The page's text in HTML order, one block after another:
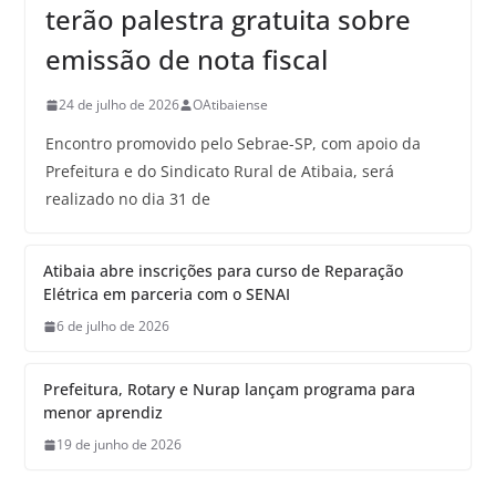
terão palestra gratuita sobre
emissão de nota fiscal
24 de julho de 2026 OAtibaiense
Encontro promovido pelo Sebrae-SP, com apoio da
Prefeitura e do Sindicato Rural de Atibaia, será
realizado no dia 31 de
Atibaia abre inscrições para curso de Reparação
Elétrica em parceria com o SENAI
6 de julho de 2026
Prefeitura, Rotary e Nurap lançam programa para
menor aprendiz
19 de junho de 2026